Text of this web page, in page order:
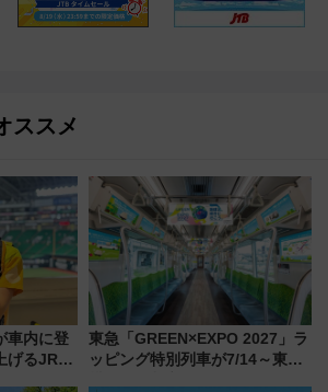
ススメ
車内に登
げるJR九
東急「GREEN×EXPO 2027」ラ
ッピング特別列車が7/14～東